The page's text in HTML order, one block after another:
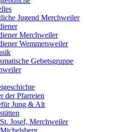
Jugend Merchweiler
Merchweiler
Wemmetsweiler
Gebetsgruppe
der Pfarreien
für Jung & Alt
Josef, Merchweiler